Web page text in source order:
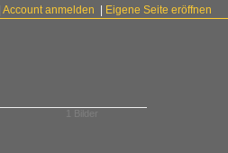
Account anmelden Eigene Seite eröffnen
1 Bilder